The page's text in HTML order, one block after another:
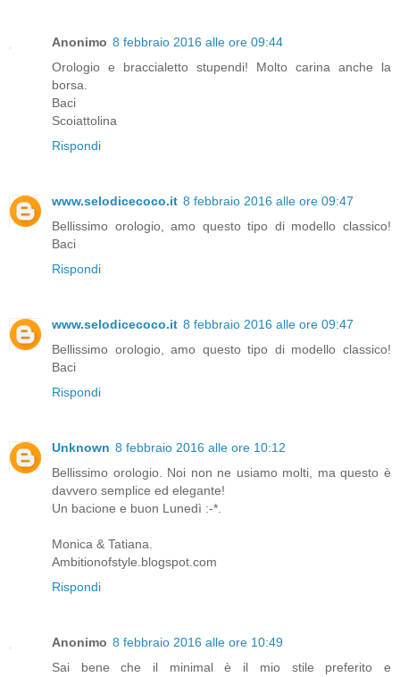
Anonimo 8 febbraio 2016 alle ore 09:44
Orologio e braccialetto stupendi! Molto carina anche la
borsa.
Baci
Scoiattolina
Rispondi
www.selodicecoco.it 8 febbraio 2016 alle ore 09:47
Bellissimo orologio, amo questo tipo di modello classico!
Baci
Rispondi
www.selodicecoco.it 8 febbraio 2016 alle ore 09:47
Bellissimo orologio, amo questo tipo di modello classico!
Baci
Rispondi
Unknown 8 febbraio 2016 alle ore 10:12
Bellissimo orologio. Noi non ne usiamo molti, ma questo è
davvero semplice ed elegante!
Un bacione e buon Lunedì :-*.
Monica & Tatiana.
Ambitionofstyle.blogspot.com
Rispondi
Anonimo 8 febbraio 2016 alle ore 10:49
Sai bene che il minimal è il mio stile preferito e